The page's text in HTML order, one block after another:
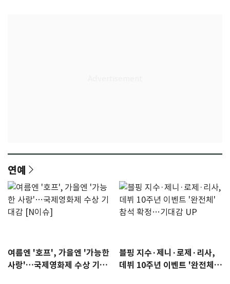
연예
여름엔 '호프', 가을엔 '가능한
사랑'…국제영화제 수상 기대
블핑 지수·제니·로제·리사,
데뷔 10주년 이벤트 '완전체'